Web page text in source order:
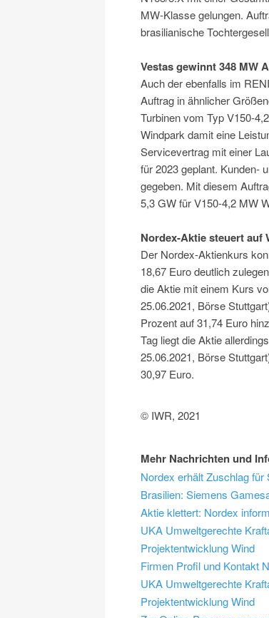
MW-Klasse gelungen.
brasilianische
Vestas gewinnt 348 MW
Auch der ebenfalls im
Auftrag in ähnlicher
Turbinen vom Typ V150-
Windpark damit eine
Servicevertrag mit einer
für 2023 geplant. Kunden-
gegeben. Mit diesem
5,3 GW für V150-4,2 MW
Nordex-Aktie steuert auf
Der Nordex-Aktienkurs
18,67 Euro deutlich
die Aktie mit einem Kurs
25.06.2021, Börse
Prozent auf 31,74 Euro
Tag liegt die Aktie
25.06.2021, Börse
30,97 Euro.
© IWR, 2021
Mehr Nachrichten und
Nordex erhält Zuschlag
Brasilien: Siemens
Aktie klettert: Nordex
UKA Umweltgerechte
Projektentwicklung Wind
Firmen Profil und Kontakt
UKA Umweltgerechte
Projektentwicklung Wind